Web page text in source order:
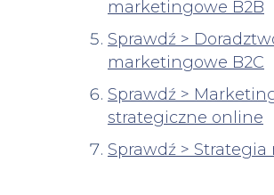
marketingowe B2B
Sprawdź >
marketingowe B2C
Sprawdź >
strategiczne online
Sprawdź >